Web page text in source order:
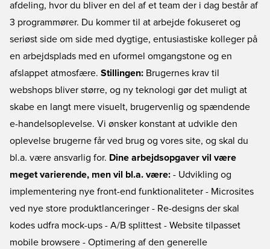
afdeling, hvor du bliver en del af et team der i dag består af
3 programmører. Du kommer til at arbejde fokuseret og
seriøst side om side med dygtige, entusiastiske kolleger på
en arbejdsplads med en uformel omgangstone og en
afslappet atmosfære. Stillingen: Brugernes krav til
webshops bliver større, og ny teknologi gør det muligt at
skabe en langt mere visuelt, brugervenlig og spændende
e-handelsoplevelse. Vi ønsker konstant at udvikle den
oplevelse brugerne får ved brug og vores site, og skal du
bl.a. være ansvarlig for. Dine arbejdsopgaver vil være
meget varierende, men vil bl.a. være: - Udvikling og
implementering nye front-end funktionaliteter - Microsites
ved nye store produktlanceringer - Re-designs der skal
kodes udfra mock-ups - A/B splittest - Website tilpasset
mobile browsere - Optimering af den generelle